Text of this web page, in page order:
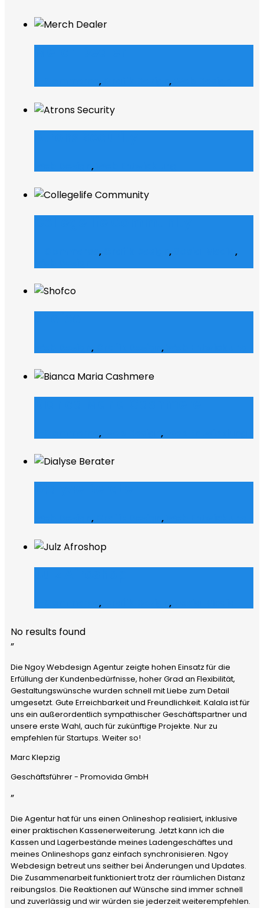
, ,
,
, ,
,
, ,
, ,
, ,
, ,
No results found
”
Die Ngoy Webdesign Agentur zeigte hohen Einsatz für die
Erfüllung der Kundenbedürfnisse, hoher Grad an Flexibilität,
Gestaltungswünsche wurden schnell mit Liebe zum Detail
umgesetzt. Gute Erreichbarkeit und Freundlichkeit. Kalala ist für
uns ein außerordentlich sympathischer Geschäftspartner und
unsere erste Wahl, auch für zukünftige Projekte. Nur zu
empfehlen für Startups. Weiter so!
Marc Klepzig
Geschäftsführer - Promovida GmbH
”
Die Agentur hat für uns einen Onlineshop realisiert, inklusive
einer praktischen Kassenerweiterung. Jetzt kann ich die
Kassen und Lagerbestände meines Ladengeschäftes und
meines Onlineshops ganz einfach synchronisieren. Ngoy
Webdesign betreut uns seither bei Änderungen und Updates.
Die Zusammenarbeit funktioniert trotz der räumlichen Distanz
reibungslos. Die Reaktionen auf Wünsche sind immer schnell
und zuverlässig und wir würden sie jederzeit weiterempfehlen.